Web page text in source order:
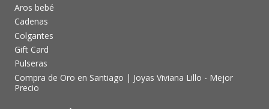
Aros bebé
Cadenas
Colgantes
Gift Card
Pulseras
Compra de Oro en Santiago | Joyas Viviana Lillo - Mejor
Precio